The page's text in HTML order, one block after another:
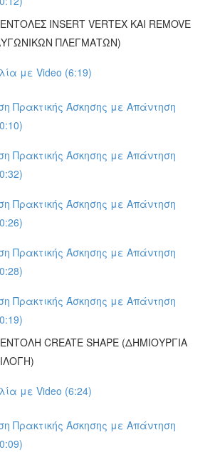
INSERT VERTEX ΚΑΙ REMOVE
ΠΛΕΓΜΑΤΩΝ)
με Video (6:19)
Πρακτικής Άσκησης με Απάντηση
Πρακτικής Άσκησης με Απάντηση
Πρακτικής Άσκησης με Απάντηση
Πρακτικής Άσκησης με Απάντηση
Πρακτικής Άσκησης με Απάντηση
CREATE SHAPE (ΔΗΜΙΟΥΡΓΙΑ
με Video (6:24)
Πρακτικής Άσκησης με Απάντηση